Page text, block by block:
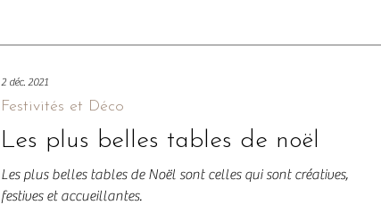
Les plus belles tables de noël
Les plus belles tables de Noël sont celles qui sont créatives,
festives et accueillantes.
Festivités et Déco
2 déc. 2021